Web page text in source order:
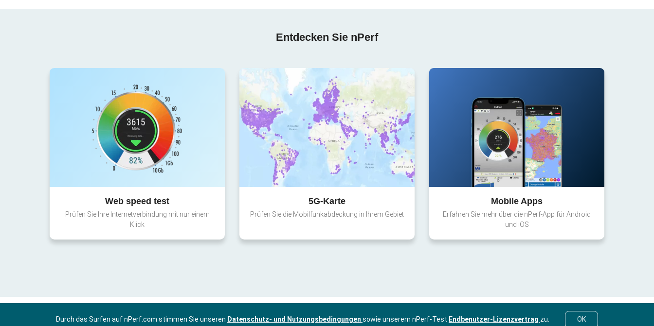
Entdecken Sie nPerf
Web speed test
Prüfen Sie Ihre Internetverbindung mit nur einem
Klick
5G-Karte
Prüfen Sie die Mobilfunkabdeckung in Ihrem Gebiet
Mobile Apps
Erfahren Sie mehr über die nPerf-App für Android
und iOS
Durch das Surfen auf nPerf.com stimmen Sie unseren Datenschutz- und Nutzungsbedingungen sowie unserem nPerf-Test Endbenutzer-Lizenzvertrag zu. OK